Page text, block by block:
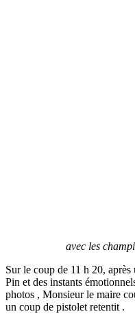
avec les
Sur le coup de 11 h 20,
Pin et des instants
photos , Monsieur le maire
un coup de pistolet retentit .